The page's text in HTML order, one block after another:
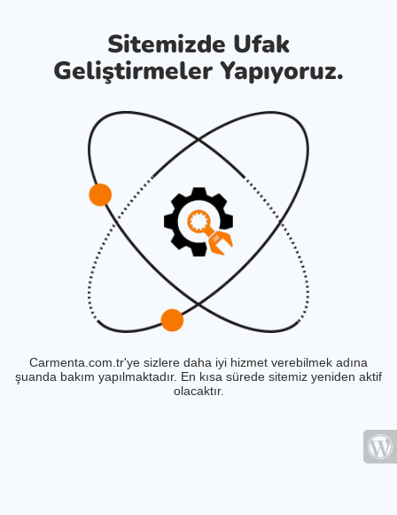
Sitemizde Ufak
Geliştirmeler Yapıyoruz.
Carmenta.com.tr'ye sizlere daha iyi hizmet verebilmek adına
şuanda bakım yapılmaktadır. En kısa sürede sitemiz yeniden aktif
olacaktır.